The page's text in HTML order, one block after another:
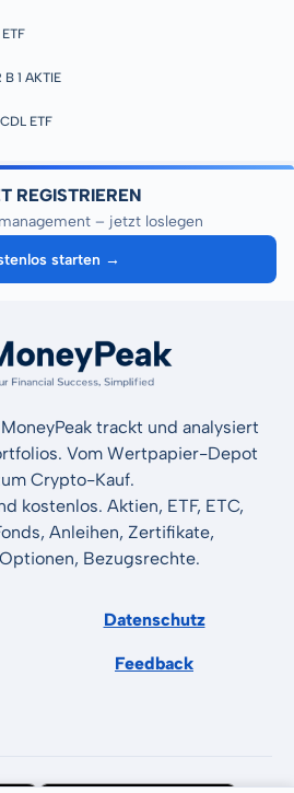
1 AKTIE
ETF
REGISTRIEREN
– jetzt loslegen
starten →
trackt und analysiert
Vom Wertpapier-Depot
Crypto-Kauf.
kostenlos. Aktien, ETF, ETC,
Anleihen, Zertifikate,
Bezugsrechte.
Datenschutz
Feedback